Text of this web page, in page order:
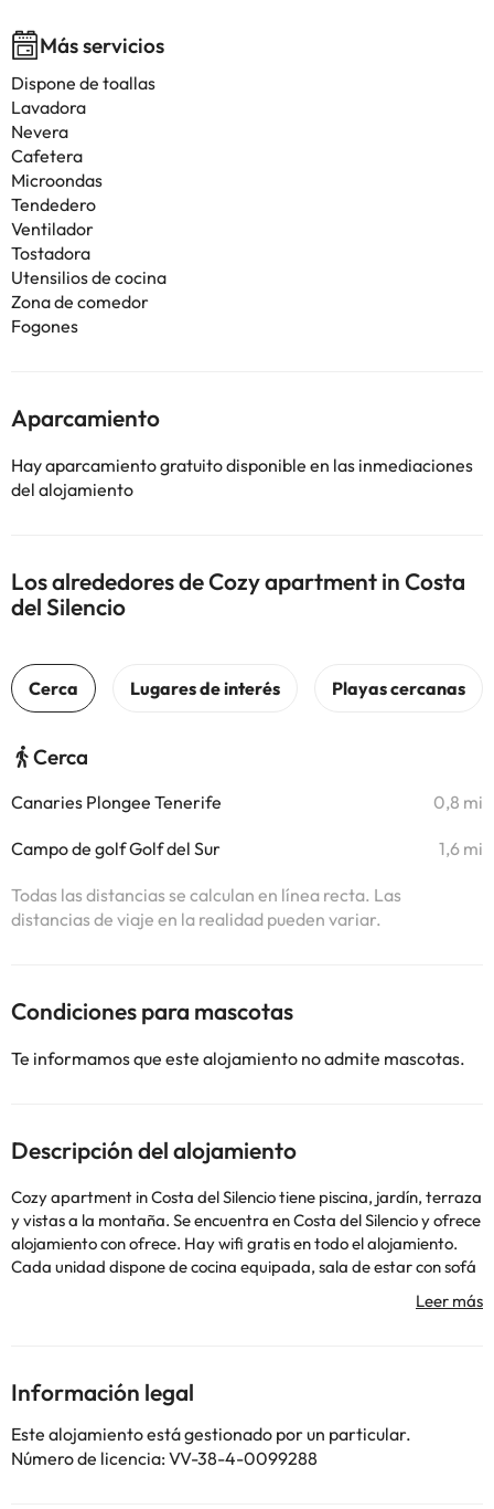
Más servicios
Dispone de toallas
Lavadora
Nevera
Cafetera
Microondas
Tendedero
Ventilador
Tostadora
Utensilios de cocina
Zona de comedor
Fogones
Aparcamiento
Hay aparcamiento gratuito disponible en las inmediaciones
del alojamiento
Los alrededores de Cozy apartment in Costa
del Silencio
Cerca
Canaries Plongee Tenerife 0,8 mi
Campo de golf Golf del Sur 1,6 mi
Todas las distancias se calculan en línea recta. Las
distancias de viaje en la realidad pueden variar.
Condiciones para mascotas
Te informamos que este alojamiento no admite mascotas.
Descripción del alojamiento
Cozy apartment in Costa del Silencio tiene piscina, jardín, terraza
y vistas a la montaña. Se encuentra en Costa del Silencio y ofrece
alojamiento con ofrece. Hay wifi gratis en todo el alojamiento.
Cada unidad dispone de cocina equipada, sala de estar con sofá
cama y TV de pantalla plana, y baño privado con secador de
pelo y ducha. También se ofrece nevera, microondas y fogones,
alojamiento hay puntos de interés como Playa de Montaña
Amarilla, Playa de la Ballena y Playa de Las Galletas. El
aeropuerto (Aeropuerto de Tenerife Sur) está a 12 km, y el
alojamiento ofrece servicio de traslado de pago para ir o volver
Información legal
Este alojamiento está gestionado por un particular.
Número de licencia: VV-38-4-0099288